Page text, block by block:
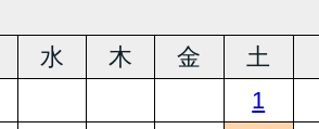
水 木 金 土
1